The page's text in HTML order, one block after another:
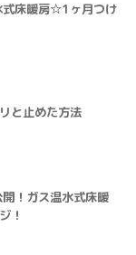
式床暖房☆1ヶ月つけ
と止めた方法
開！ガス温水式床暖
！